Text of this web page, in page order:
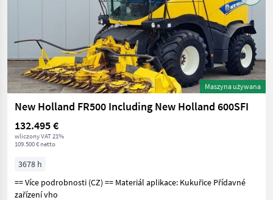
Maszyna używana
New Holland FR500 Including New Holland 600SFI
132.495 €
wliczony VAT 21%
109.500 € netto
3678 h
== Více podrobnosti (CZ) == Materiál aplikace: Kukuřice Přídavné
zařízení vho